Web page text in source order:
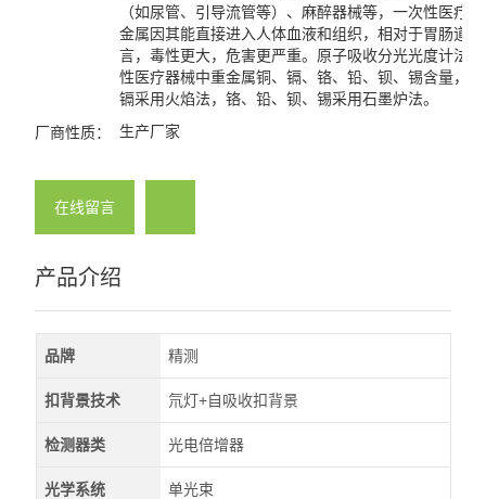
（如尿管、引导流管等）、麻醉器械等，一次性医疗
金属因其能直接进入人体血液和组织，相对于胃肠道
言，毒性更大，危害更严重。原子吸收分光光度计法
性医疗器械中重金属铜、镉、铬、铅、钡、锡含量，
镉采用火焰法，铬、铅、钡、锡采用石墨炉法。
厂商性质： 生产厂家
在线留言
产品介绍
品牌 精测
扣背景技术 氘灯+自吸收扣背景
检测器类 光电倍增器
光学系统 单光束